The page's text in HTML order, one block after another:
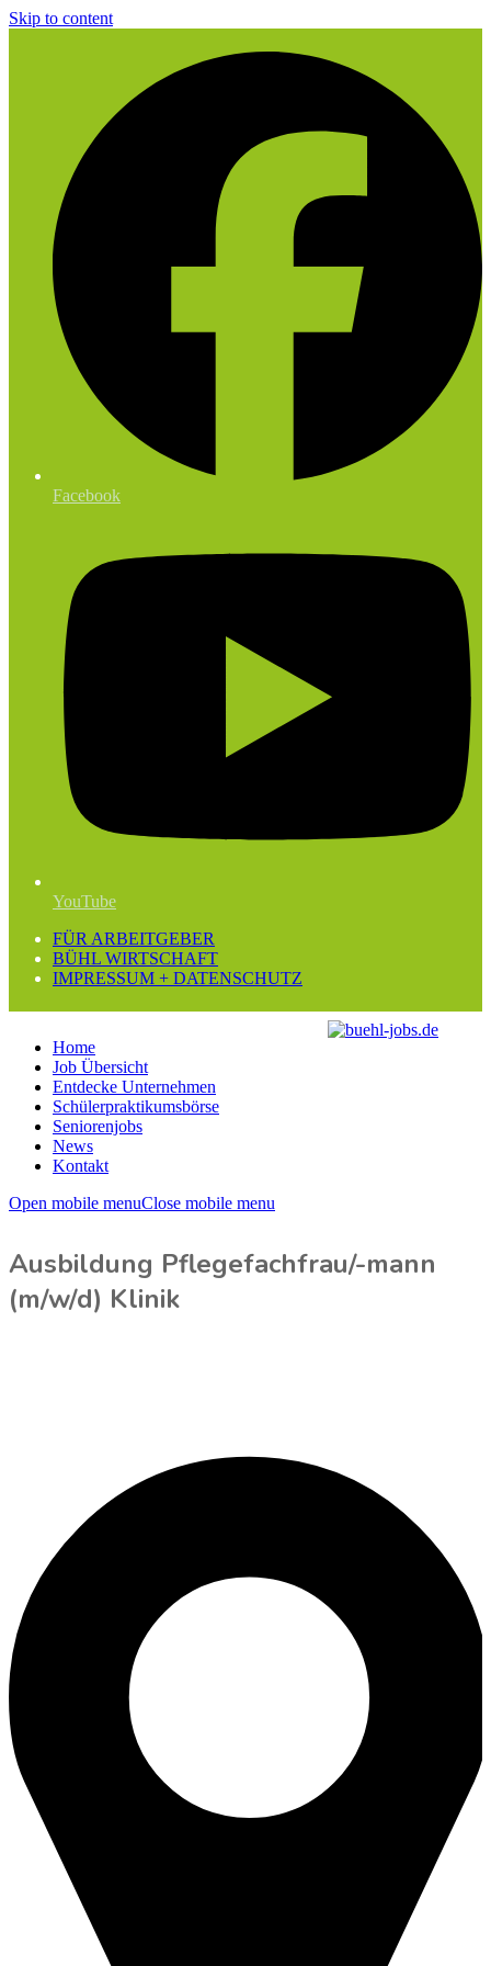
Skip to content
Facebook
YouTube
FÜR ARBEITGEBER
BÜHL WIRTSCHAFT
IMPRESSUM + DATENSCHUTZ
Home
Job Übersicht
Entdecke Unternehmen
Schülerpraktikumsbörse
Seniorenjobs
News
Kontakt
Open mobile menuClose mobile menu
Ausbildung Pflegefachfrau/-mann
(m/w/d) Klinik